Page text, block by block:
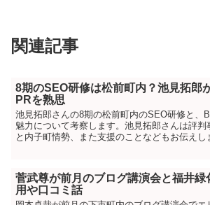
関連記事
8期のSEO研修は松前町内？池見拓郎
PRを熟思
池見拓郎さんの8期の松前町内のSEO研修と、
魅力について考察します。池見拓郎さんは評
と内子町情勢、また支援のことなどもお伝えし
菅武尊が前月のブログ講演会と福井緑
用や口コミ話